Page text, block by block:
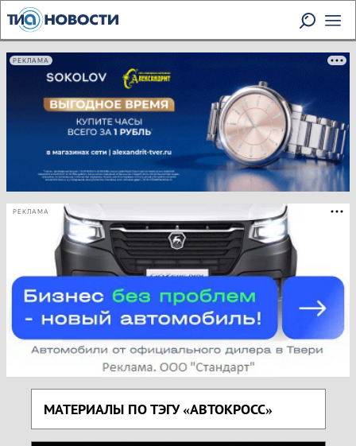
РЕКЛАМА
РЕКЛАМА
МАТЕРИАЛЫ ПО ТЭГУ «АВТОКРОСС»